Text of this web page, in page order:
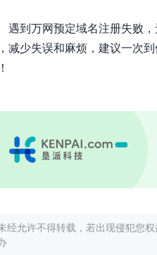
遇到万网预定域名注册失败
减少失误和麻烦，建议一次
经允许不得转载，若出现侵犯您